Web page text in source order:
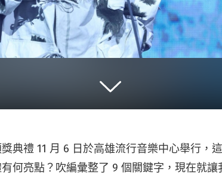
典禮 11 月 6 日於高雄流行音樂中心舉行，
何亮點？吹編彙整了 9 個關鍵字，現在就讓